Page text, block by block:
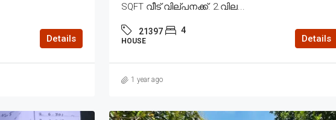
Details
SQFT വീട് വില്പനക്ക്. 2.വില...
21397 4
HOUSE Details
1 year ago